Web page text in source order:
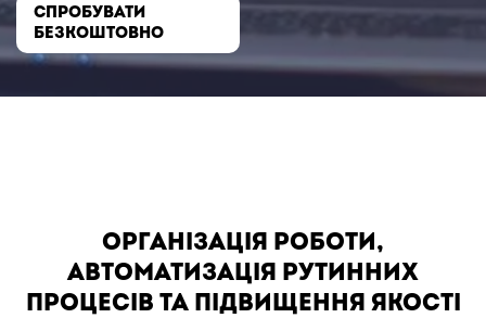
СПРОБУВАТИ
БЕЗКОШТОВНО
ОРГАНІЗАЦІЯ РОБОТИ,
АВТОМАТИЗАЦІЯ РУТИННИХ
ПРОЦЕСІВ ТА ПІДВИЩЕННЯ ЯКОСТІ